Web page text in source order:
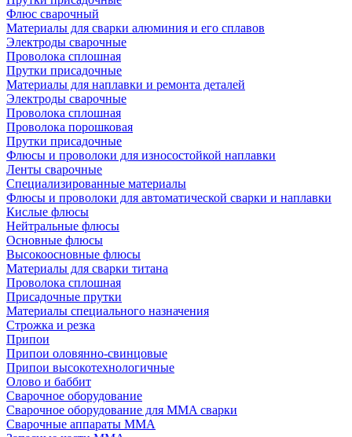
Флюс сварочный
Материалы для сварки алюминия и его сплавов
Электроды сварочные
Проволока сплошная
Прутки присадочные
Материалы для наплавки и ремонта деталей
Электроды сварочные
Проволока сплошная
Проволока порошковая
Прутки присадочные
Флюсы и проволоки для износостойкой наплавки
Ленты сварочные
Специализированные материалы
Флюсы и проволоки для автоматической сварки и наплавки
Кислые флюсы
Нейтральные флюсы
Основные флюсы
Высокоосновные флюсы
Материалы для сварки титана
Проволока сплошная
Присадочные прутки
Материалы специального назначения
Строжка и резка
Припои
Припои оловянно-свинцовые
Припои высокотехнологичные
Олово и баббит
Сварочное оборудование
Сварочное оборудование для MMA сварки
Сварочные аппараты MMA